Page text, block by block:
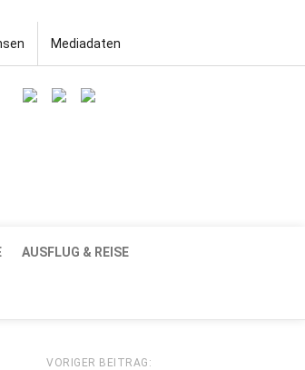
Mediadaten
AUSFLUG & REISE
VORIGER BEITRAG: